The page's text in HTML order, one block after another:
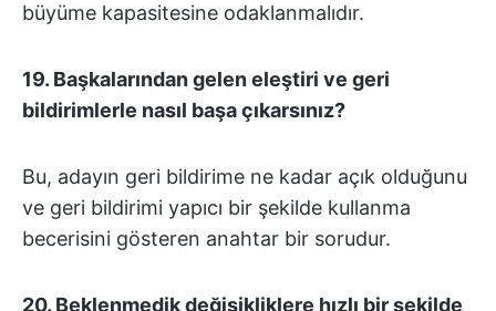
büyüme kapasitesine odaklanmalıdır.
19. Başkalarından gelen eleştiri ve geri
bildirimlerle nasıl başa çıkarsınız?
Bu, adayın geri bildirime ne kadar açık olduğunu
ve geri bildirimi yapıcı bir şekilde kullanma
becerisini gösteren anahtar bir sorudur.
20. Beklenmedik değişikliklere hızlı bir şekilde